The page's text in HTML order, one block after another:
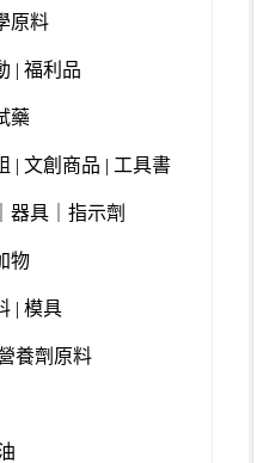
原料
| 福利品
藥
| 文創商品 | 工具書
器具｜指示劑
物
| 模具
養劑原料